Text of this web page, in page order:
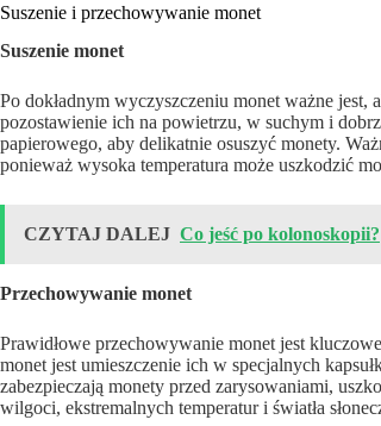
Suszenie i przechowywanie monet
Suszenie monet
Po dokładnym wyczyszczeniu monet ważne jest,
pozostawienie ich na powietrzu, w suchym i
papierowego, aby delikatnie osuszyć monety.
ponieważ wysoka temperatura może uszkodzić
CZYTAJ DALEJ Co jeść po kolonoskopii?
Przechowywanie monet
Prawidłowe przechowywanie monet jest
monet jest umieszczenie ich w specjalnych
zabezpieczają monety przed zarysowaniami,
wilgoci, ekstremalnych temperatur i światła